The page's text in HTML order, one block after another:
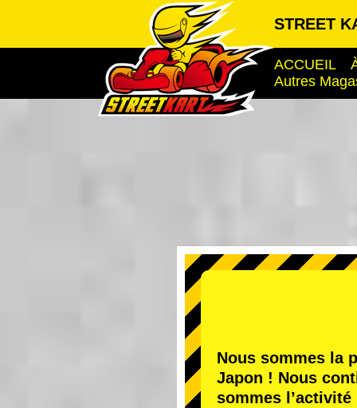
STREET
ACCUEIL
Autres
Nous sommes la
Japon ! Nous
sommes l’activité